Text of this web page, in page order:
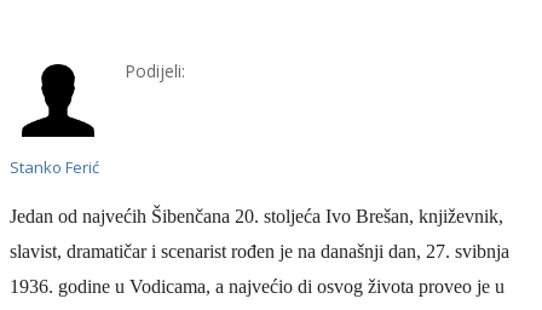
Stanko Ferić
Podijeli:
Jedan od najvećih Šibenčana 20. stoljeća Ivo Brešan, književnik,
slavist, dramatičar i scenarist rođen je na današnji dan, 27. svibnja
1936. godine u Vodicama, a najvećio di osvog života proveo je u